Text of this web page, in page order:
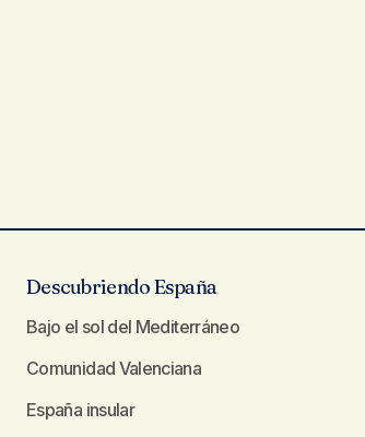
Descubriendo España
Bajo el sol del Mediterráneo
Comunidad Valenciana
España insular